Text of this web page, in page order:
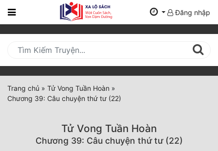
Trang
Mới
Cập
Nhật
(current)
Đăng nhập
Trang chủ » Tử Vong Tuần Hoàn »
Chương 39: Câu chuyện thứ tư (22)
Tử Vong Tuần Hoàn
Chương 39: Câu chuyện thứ tư (22)